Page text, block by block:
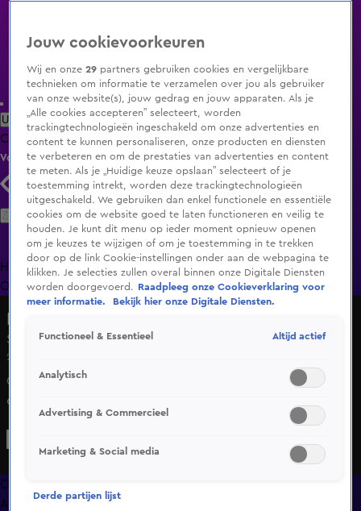
Uitzending Gemist Populaire programma's Zenders Genres
ClipsFilmsRadioSmart TV inlogShop
Volg KIJK
Zoeken
HomeUitzending Gemist Programma's De Bondgenoten
OranjezomerLivestreamsShop
Seizoen 1, aflevering 2
24 dec 2016, 17:00
Giel, Thomas en Stefan nemen het iedere week op tegen
een nieuwe uitdager. Wie blijft er uit handen van StukTV?
Overzicht
Afleveringen
Jouw cookievoorkeuren
Wij en onze29 partners gebruiken cookies en vergelijkbare
technieken om informatie te verzamelen over jou als gebruiker
van onze website(s), jouw gedrag en jouw apparaten. Als je
„Alle cookies accepteren” selecteert, worden
trackingtechnologieën ingeschakeld om onze advertenties en
content te kunnen personaliseren, onze producten en diensten
te verbeteren en om de prestaties van advertenties en content
te meten. Als je „Huidige keuze opslaan” selecteert of je
toestemming intrekt, worden deze trackingtechnologieën
uitgeschakeld. We gebruiken dan enkel functionele en essentiële
cookies om de website goed te laten functioneren en veilig te
houden. Je kunt dit menu op ieder moment opnieuw openen
om je keuzes te wijzigen of om je toestemming in te trekken
door op de link Cookie-instellingen onder aan de webpagina te
klikken. Je selecties zullen overal binnen onze Digitale Diensten
worden doorgevoerd.
Raadpleeg onze Cookieverklaring voor
meer informatie.
Bekijk hier onze Digitale Diensten.
Functioneel & Essentieel Altijd actief
Analytisch
Advertising & Commercieel
Marketing & Social media
Derde partijen lijst